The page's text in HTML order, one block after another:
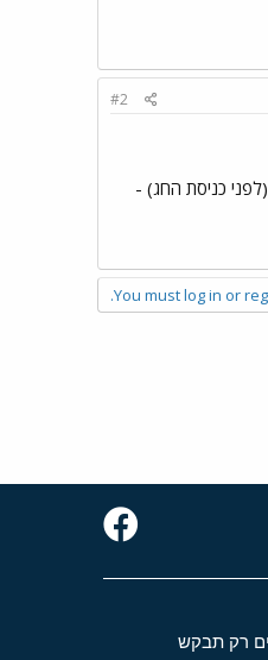
#2
- 175%. על שעות מעבר לזה - 200%. 2. בחג - 150%. בערב החג (לפני כניסת החג) -
You must log in or
רק תבקש